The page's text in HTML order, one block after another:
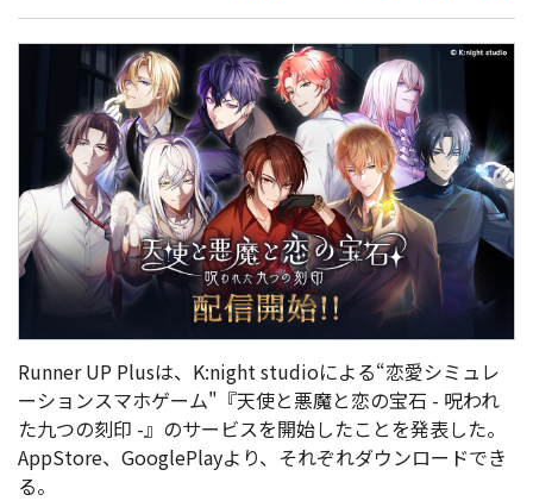
Runner UP Plusは、K:night studioによる“恋愛シミュレ
ーションスマホゲーム"『天使と悪魔と恋の宝石 - 呪われ
た九つの刻印 -』のサービスを開始したことを発表した。
AppStore、GooglePlayより、それぞれダウンロードでき
る。